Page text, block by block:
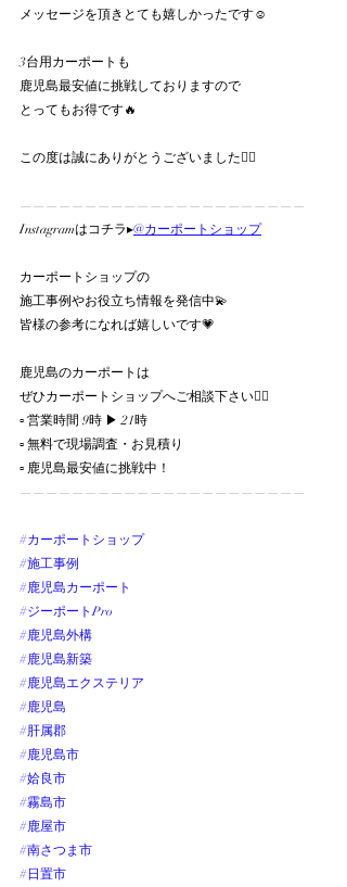
メッセージを頂きとても嬉しかったです☺️
3台用カーポートも
鹿児島最安値に挑戦しておりますので
とってもお得です🔥
この度は誠にありがとうございました🙇‍♀️
——————————————————————
Instagramはコチラ▸@カーポートショップ
カーポートショップの
施工事例やお役立ち情報を発信中💫
皆様の参考になれば嬉しいです💗
鹿児島のカーポートは
ぜひカーポートショップへご相談下さい💁‍♀️
▫︎ 営業時間 9時 ▶︎ 21時
▫︎ 無料で現場調査・お見積り
▫︎ 鹿児島最安値に挑戦中！
——————————————————————
#カーポートショップ
#施工事例
#鹿児島カーポート
#ジーポートPro
#鹿児島外構
#鹿児島新築
#鹿児島エクステリア
#鹿児島
#肝属郡
#鹿児島市
#姶良市
#霧島市
#鹿屋市
#南さつま市
#日置市